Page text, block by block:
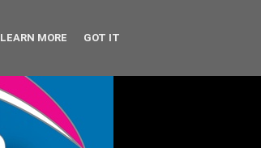
LEARN MORE GOT IT